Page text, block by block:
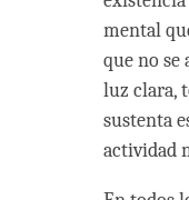
mental
que no se
luz clara,
sustenta
actividad